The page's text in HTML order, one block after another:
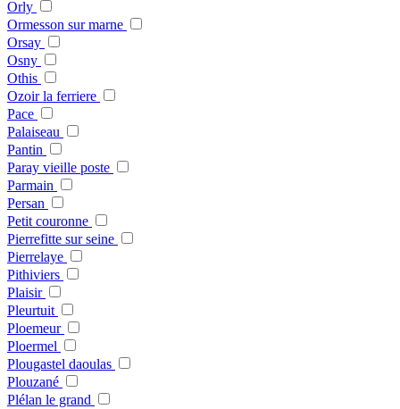
Orly
Ormesson sur marne
Orsay
Osny
Othis
Ozoir la ferriere
Pace
Palaiseau
Pantin
Paray vieille poste
Parmain
Persan
Petit couronne
Pierrefitte sur seine
Pierrelaye
Pithiviers
Plaisir
Pleurtuit
Ploemeur
Ploermel
Plougastel daoulas
Plouzané
Plélan le grand